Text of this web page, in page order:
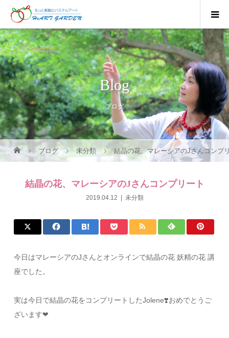
Blog
ブログ
ブログ 未分類 結晶の花、マレーシアのJさんコンプ
結晶の花、マレーシアのJさんコンプリート
2019.04.12 未分類
今日はマレーシアのJさんとオンラインで結晶の花 妖精の花 講
座でした。
実は今日で結晶の花をコンプリートしたJolene❣️おめでとうご
ざいます❤